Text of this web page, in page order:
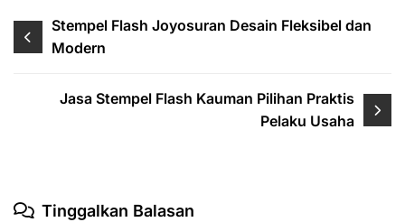
Navigasi
pos
Stempel Flash Joyosuran Desain Fleksibel dan
Modern
Jasa Stempel Flash Kauman Pilihan Praktis
Pelaku Usaha
Tinggalkan Balasan